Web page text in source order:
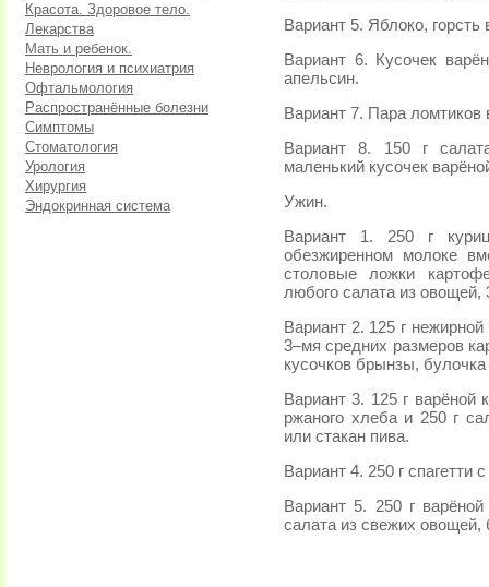
Красота. Здоровое тело.
Лекарства
Мать и ребенок.
Неврология и психиатрия
Офтальмология
Распространённые болезни
Симптомы
Стоматология
Урология
Хирургия
Эндокринная система
Вариант 5. Яблоко,
Вариант 6. Кусочек
апельсин.
Вариант 7. Пара ломтиков
Вариант 8. 150 г
маленький кусочек
Ужин.
Вариант 1. 250 г
обезжиренном молоке
столовые ложки
любого салата из
Вариант 2. 125 г
3–мя средних размеров
кусочков брынзы,
Вариант 3. 125 г
ржаного хлеба и 250 г
или стакан пива.
Вариант 4. 250 г
Вариант 5. 250 г
салата из свежих